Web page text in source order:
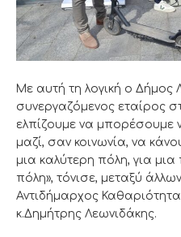
Με αυτή τη λογική ο Δήμος
συνεργαζόμενος εταίρος
ελπίζουμε να
μαζί, σαν κοινωνία, να
μια καλύτερη πόλη, για μια
πόλη», τόνισε, μεταξύ
Αντιδήμαρχος
κ.Δημήτρης Λεωνιδάκης.